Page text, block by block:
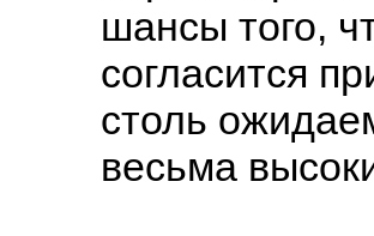
шансы того,
согласится
столь
весьма